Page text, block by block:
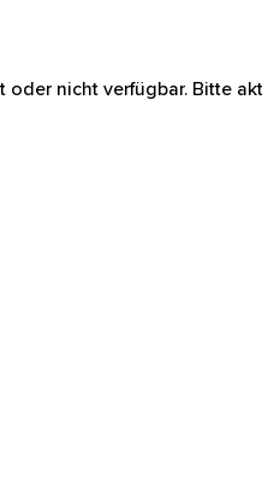
nicht verfügbar. Bitte